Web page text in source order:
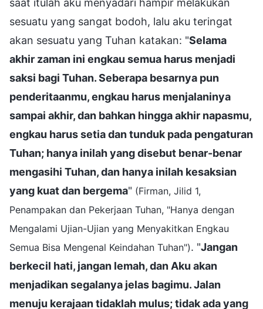
sesuatu yang sangat bodoh, lalu aku teringat
akan sesuatu yang Tuhan katakan: "Selama
akhir zaman ini engkau semua harus menjadi
saksi bagi Tuhan. Seberapa besarnya pun
penderitaanmu, engkau harus menjalaninya
sampai akhir, dan bahkan hingga akhir napasmu,
engkau harus setia dan tunduk pada pengaturan
Tuhan; hanya inilah yang disebut benar-benar
mengasihi Tuhan, dan hanya inilah kesaksian
yang kuat dan bergema" (Firman, Jilid 1,
Penampakan dan Pekerjaan Tuhan, "Hanya dengan
Mengalami Ujian-Ujian yang Menyakitkan Engkau
Semua Bisa Mengenal Keindahan Tuhan"). "Jangan
berkecil hati, jangan lemah, dan Aku akan
menjadikan segalanya jelas bagimu. Jalan
menuju kerajaan tidaklah mulus; tidak ada yang